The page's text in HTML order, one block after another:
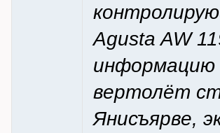
Agusta AW
информацию
вертолёт
Янисъярве,